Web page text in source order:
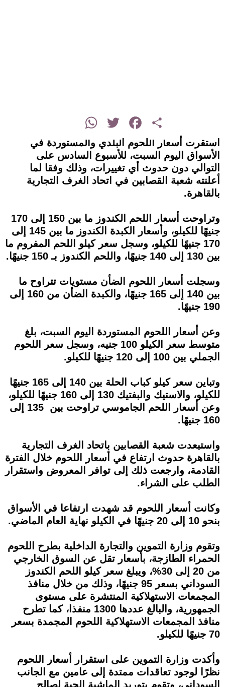
Share
Facebook
Twitter
WhatsApp
استقرت أسعار اللحوم البلدي والمستوردة في
الأسواق اليوم السبت، للأسبوع السادس على
التوالي دون حدوث أي تغييرات، وذلك وفقا لما
أعلنته شعبة القصابين في اتحاد الغرف التجارية
بالقاهرة.
وتراوحت أسعار اللحم الكندوز ما بين 150 إلى 170
جنيهًا للكيلو، وأسعار الكبدة الكندوز ما بين 145 إلى
170 جنيهًا للكيلو، وسجل سعر كيلو اللحم المفروم ما
بين 130 إلى 140 جنيهًا، واللحم الكندوز بـ 150 جنيهًا.
وسجلت أسعار اللحوم الضأن مستويات تتراوح ما
بين 140 إلى 165 جنيهًا، والكبدة الضأن من 160 إلى
190 جنيهًا.
وعن أسعار اللحوم المستوردة اليوم السبت، بلغ
متوسط سعر الكيلو 100 جنيه، وسجل سعر اللحوم
الجملي بين 100 إلى 120 جنيهًا للكيلو.
وتباين سعر كيلو كباب الحلة بين 140 إلى 165 جنيهًا
للكيلو، والاستيك والبفتيك 130 إلى 160 جنيهًا للكيلو،
وعن أسعار اللحم الجاموسي تراوحت بين 135 إلى
160 جنيهًا.
واستبعدت شعبة القصابين باتحاد الغرف التجارية
بالقاهرة حدوث ارتفاع في أسعار اللحوم خلال الفترة
القادمة، وارجعت ذلك إلى توافر المعروض واستقرار
الطلب على الشراء.
وكانت أسعار اللحوم قد شهدت ارتفاعا في الأسواق
بنحو 10 إلى 20 جنيهًا في الكيلو نهاية العام الماضي.
وتقوم وزارة التموين والتجارة الداخلية بطرح اللحوم
الحمراء الطازجة، بأسعار تقل عن السوق الخارجي
من 20 إلى 30%، ويبلغ سعر كيلو اللحم الكندوز
السوداني بسعر 95 جنيهًا، وذلك من خلال منافذ
المجمعات الاستهلاكية المنتشرة على مستوى
الجمهورية، والبالغ عددها 1300 منفذا، كما تطرح
منافذ المجمعات الاستهلاكية اللحوم المجمدة بسعر
70 جنيهًا للكيلو.
وأكدت وزارة التموين على استقرار أسعار اللحوم
نظرًا لوجود تعاقدات ممتدة إلى عامين مع الجانب
السوداني، وتقوم بتوريد الماشية الحية لصالح